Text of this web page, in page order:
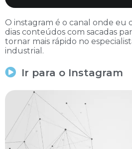
O instagram é o canal onde eu
dias conteúdos com sacadas
tornar mais rápido no
industrial.
Ir para o Instagram